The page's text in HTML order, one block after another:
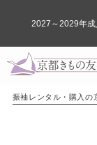
振袖レンタル・購入の
2027～2029年